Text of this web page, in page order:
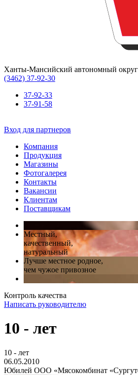
Ханты-Мансийский автономный
(3462) 37-92-30
37-92-33
37-91-58
Вход для партнеров
Компания
Продукция
Магазины
Фотогалерея
Контакты
Вакансии
Клиентам
Поставщикам
Местный,
качественный,
натуральный
Лучше местное родное,
чем чужое привозное
Контроль качества
Написать руководителю
10 - лет
10 - лет
06.05.2010
Юбилей ООО «Мясокомбинат